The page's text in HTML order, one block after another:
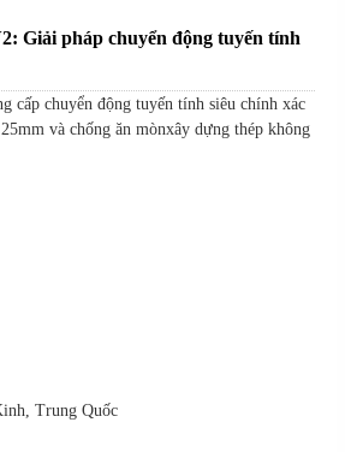
Giải pháp chuyển động tuyến tính
cấp chuyển động tuyến tính siêu chính xác
và chống ăn mònxây dựng thép không
Trung Quốc